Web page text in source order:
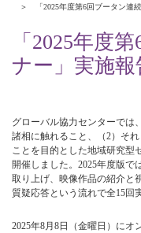
「2025年度第6回ブータン連
「2025年度
ナー」実施報
グローバル協力センターでは
諸相に触れること、（2）そ
ことを目的とした地域研究型
開催しました。2025年度版で
取り上げ、映像作品の紹介と
質疑応答という流れで全15回
2025年8月8日（金曜日）にオ